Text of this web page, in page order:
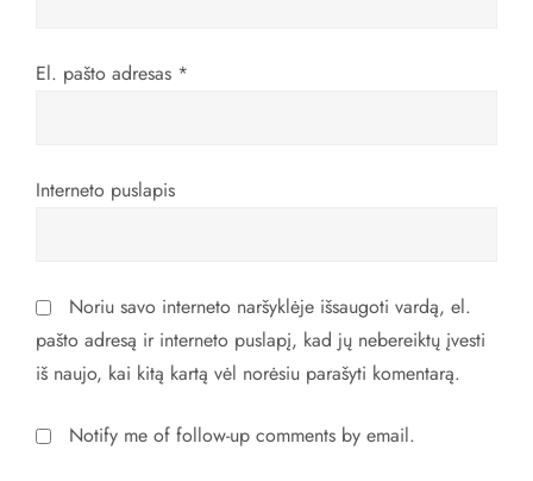
į
a
El. pašto adresas *
Interneto puslapis
Noriu savo interneto naršyklėje išsaugoti vardą, el.
pašto adresą ir interneto puslapį, kad jų nebereiktų įvesti
iš naujo, kai kitą kartą vėl norėsiu parašyti komentarą.
Notify me of follow-up comments by email.